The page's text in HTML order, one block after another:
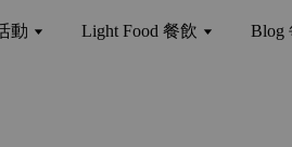
動 Light Food 餐飲 Blog